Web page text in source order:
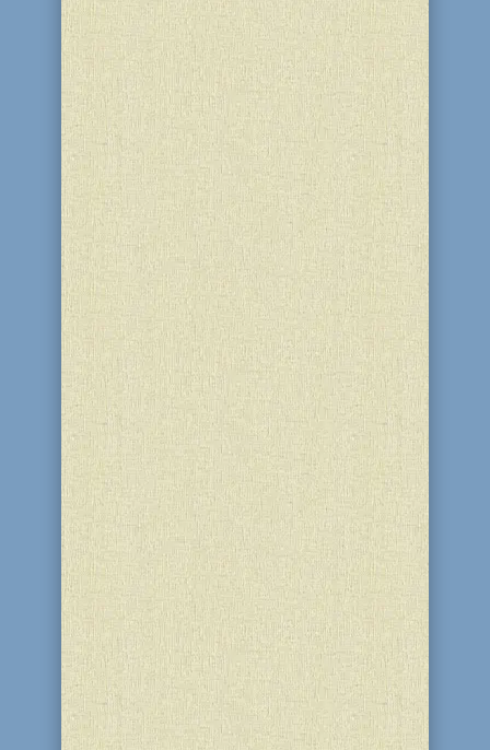
2 Тамуза 5786 (17 червня 2026), на
честь Дня Ребе (3 Тамуза), у
благодійному центрі “Бейт Барух” і
синагозі “Бейт Реувен” (м. Кам’янське)
відбулась видача та адресна доставка
святкових наборів членам єврейської
громади міста. [gallery size="full"
columns="2"...